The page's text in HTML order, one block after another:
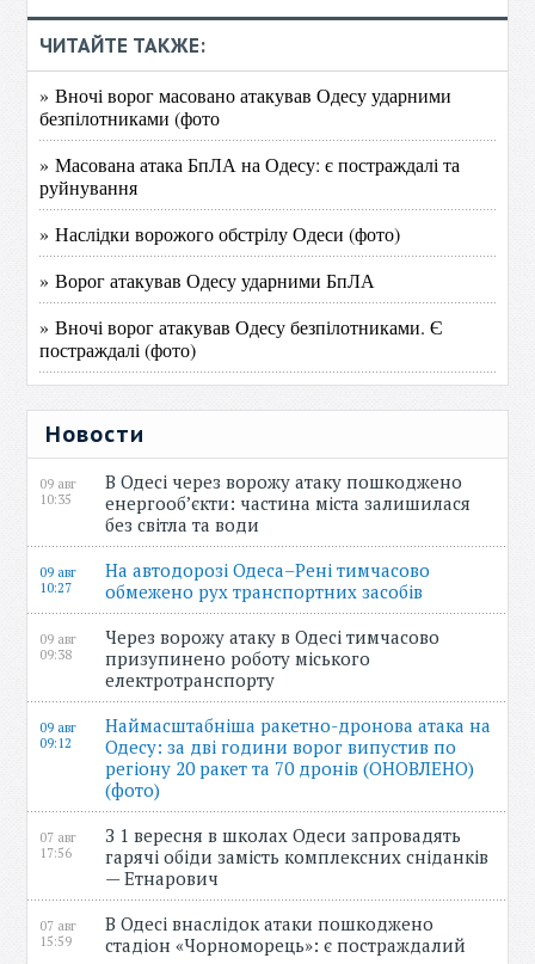
ЧИТАЙТЕ ТАКЖЕ:
» Вночі ворог масовано атакував Одесу ударними
безпілотниками (фото
» Масована атака БпЛА на Одесу: є постраждалі та
руйнування
» Наслідки ворожого обстрілу Одеси (фото)
» Ворог атакував Одесу ударними БпЛА
» Вночі ворог атакував Одесу безпілотниками. Є
постраждалі (фото)
Новости
09 авг
10:35
В Одесі через ворожу атаку пошкоджено
енергооб’єкти: частина міста залишилася
без світла та води
09 авг
10:27
На автодорозі Одеса–Рені тимчасово
обмежено рух транспортних засобів
09 авг
09:38
Через ворожу атаку в Одесі тимчасово
призупинено роботу міського
електротранспорту
09 авг
09:12
Наймасштабніша ракетно-дронова атака на
Одесу: за дві години ворог випустив по
регіону 20 ракет та 70 дронів (ОНОВЛЕНО)
(фото)
07 авг
17:56
З 1 вересня в школах Одеси запровадять
гарячі обіди замість комплексних сніданків
— Етнарович
07 авг
15:59
В Одесі внаслідок атаки пошкоджено
стадіон «Чорноморець»: є постраждалий